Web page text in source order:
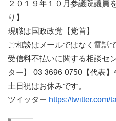
２０１９年１０月参議院議員
り】
現職は国政政党【党首】
ご相談はメールではなく電話
受信料不払いに関する相談セ
ター】 03-3696-0750【代表】
土日祝はお休みです。
ツイッター https://twitter.com/